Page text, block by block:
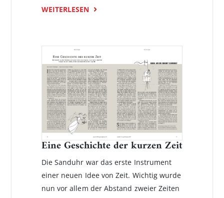
WEITERLESEN
Eine Geschichte der kurzen Zeit
Die Sanduhr war das erste Instrument
einer neuen Idee von Zeit. Wichtig wurde
nun vor allem der Abstand zweier Zeiten